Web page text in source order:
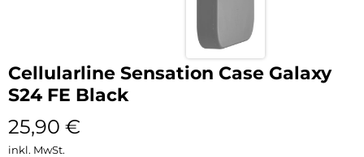
Cellularline Sensation Case Galaxy
S24 FE Black
25,90 €
inkl. MwSt.